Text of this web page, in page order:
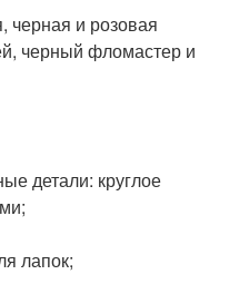
черная и розовая
черный фломастер и
детали: круглое
лапок;